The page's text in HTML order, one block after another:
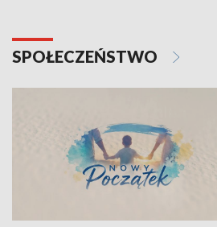
SPOŁECZEŃSTWO